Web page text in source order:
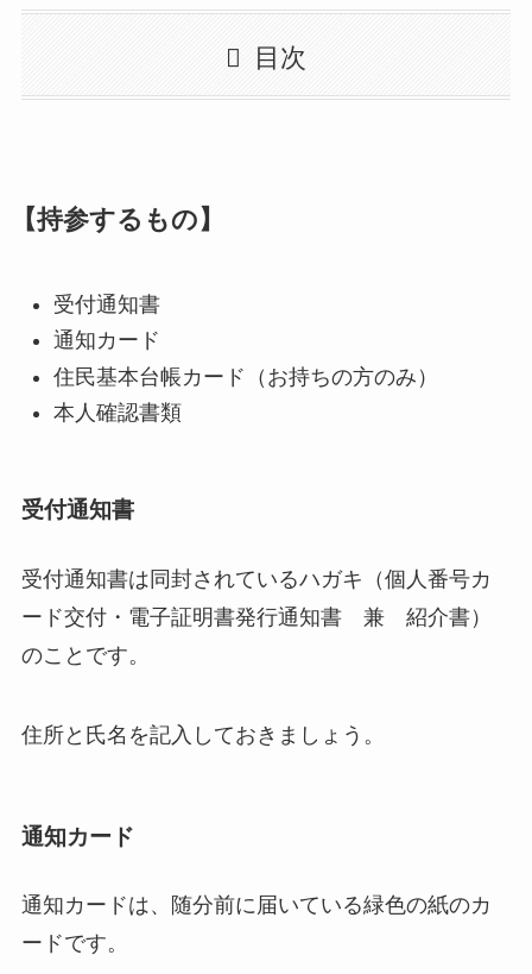
目次
【持参するもの】
受付通知書
通知カード
住民基本台帳カード（お持ちの方のみ）
本人確認書類
受付通知書
受付通知書は同封されているハガキ（個人番号カ
ード交付・電子証明書発行通知書 兼 紹介書）
のことです。
住所と氏名を記入しておきましょう。
通知カード
通知カードは、随分前に届いている緑色の紙のカ
ードです。